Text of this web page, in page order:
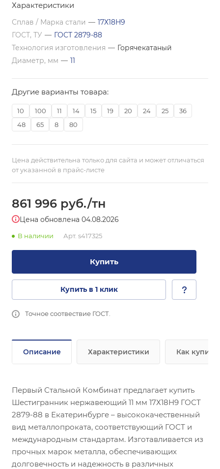
Характеристики
Сплав / Марка стали — 17Х18Н9
ГОСТ, ТУ — ГОСТ 2879-88
Технология изготовления — Горячекатаный
Диаметр, мм — 11
Другие варианты товара:
10 100 11 14 15 19 20 24 25
36
48
65 8 80
Цена действительна только для сайта и может отличаться
от указанной в прайс-листе
861 996 руб./тн
Цена обновлена 04.08.2026
В наличии Арт. s417325
Купить
Купить в 1 клик
Точное соотвествие ГОСТ.
Описание Характеристики Как купить
Первый Стальной Комбинат предлагает купить
Шестигранник нержавеющий 11 мм 17Х18Н9 ГОСТ
2879-88 в Екатеринбурге – высококачественный
вид металлопроката, соответствующий ГОСТ и
международным стандартам. Изготавливается из
прочных марок металла, обеспечивающих
долговечность и надежность в различных